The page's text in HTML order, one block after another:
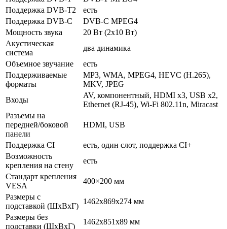
Поддержка DVB-T2
есть
Поддержка DVB-C
DVB-C MPEG4
Мощность звука
20 Вт (2х10 Вт)
Акустическая
система
два динамика
Объемное звучание
есть
Поддерживаемые
форматы
MP3, WMA, MPEG4, HEVC (H.265),
MKV, JPEG
Входы
AV, компонентный, HDMI x3, USB x2,
Ethernet (RJ-45), Wi-Fi 802.11n, Miracast
Разъемы на
передней/боковой
панели
HDMI, USB
Поддержка CI
есть, один слот, поддержка CI+
Возможность
крепления на стену
есть
Стандарт крепления
VESA
400×200 мм
Размеры с
подставкой (ШxВxГ)
1462x869x274 мм
Размеры без
подставки (ШxВxГ)
1462x851x89 мм